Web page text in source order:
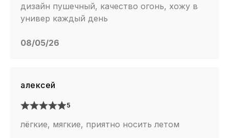
дизайн пушечный, качество огонь, хожу в
универ каждый день
08/05/26
алексей
5
лёгкие, мягкие, приятно носить летом